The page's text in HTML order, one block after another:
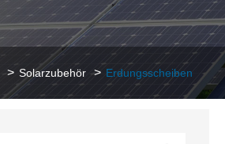
Solarzubehör Erdungsscheiben